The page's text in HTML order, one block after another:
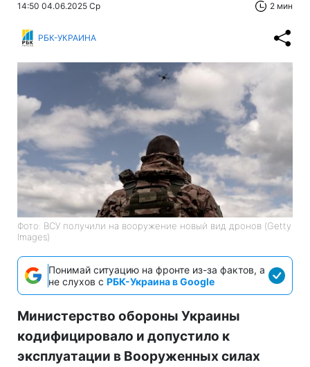
14:50 04.06.2025 Ср 2 мин
РБК-УКРАИНА
Фото: ВСУ получили на вооружение новый вид дронов (Getty
Images)
Понимай ситуацию на фронте из-за фактов, а
не слухов с РБК-Украина в Google
Министерство обороны Украины
кодифицировало и допустило к
эксплуатации в Вооруженных силах